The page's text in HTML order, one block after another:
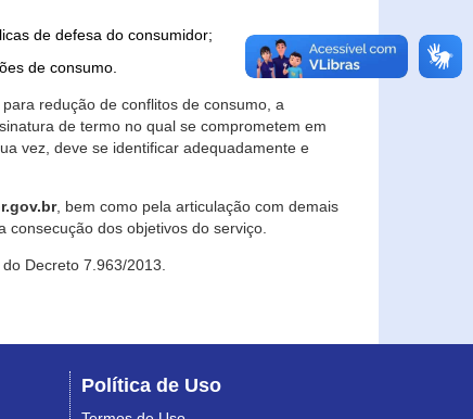
de defesa do consumidor;
de consumo.
redução de conflitos de consumo, a
de termo no qual se comprometem em
vez, deve se identificar adequadamente e
, bem como pela articulação com demais
dos objetivos do serviço.
Decreto 7.963/2013.
Política de Uso